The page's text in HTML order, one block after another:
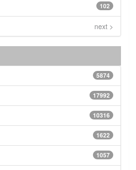
102
next >
5874
17992
10316
1622
1057